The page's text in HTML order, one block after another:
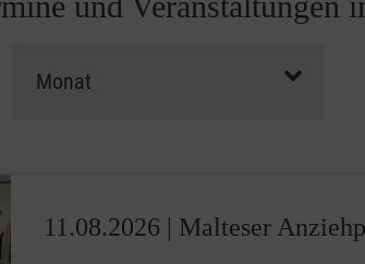
11.08.2026 | Malteser